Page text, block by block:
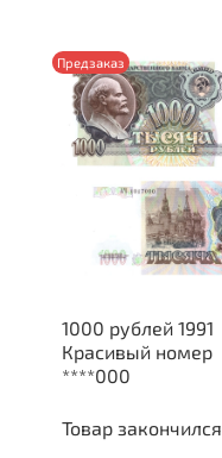
Предзаказ
1000 рублей 1991
Красивый номер
****000
Товар закончился